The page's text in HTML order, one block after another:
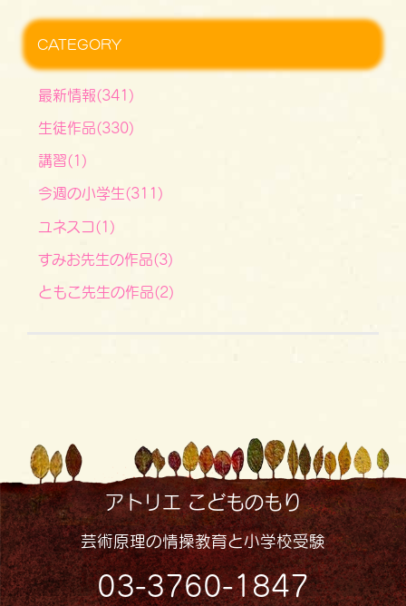
CATEGORY
最新情報(341)
生徒作品(330)
講習(1)
今週の小学生(311)
ユネスコ(1)
すみお先生の作品(3)
ともこ先生の作品(2)
アトリエ こどものもり
芸術原理の情操教育と小学校受験
03-3760-1847